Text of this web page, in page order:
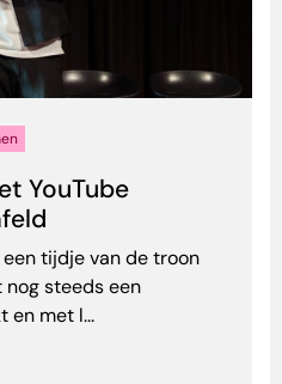
YouTube
tijdje van de troon
steeds een
en met l...